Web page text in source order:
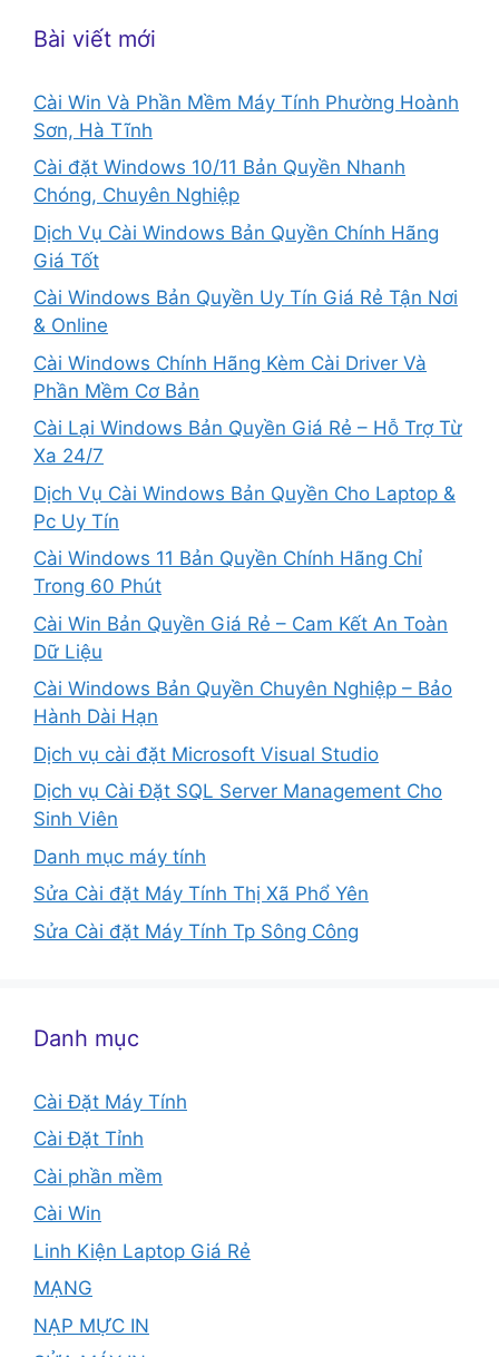
Bài viết mới
Cài Win Và Phần Mềm Máy Tính Phường Hoành
Sơn, Hà Tĩnh
Cài đặt Windows 10/11 Bản Quyền Nhanh
Chóng, Chuyên Nghiệp
Dịch Vụ Cài Windows Bản Quyền Chính Hãng
Giá Tốt
Cài Windows Bản Quyền Uy Tín Giá Rẻ Tận Nơi
& Online
Cài Windows Chính Hãng Kèm Cài Driver Và
Phần Mềm Cơ Bản
Cài Lại Windows Bản Quyền Giá Rẻ – Hỗ Trợ Từ
Xa 24/7
Dịch Vụ Cài Windows Bản Quyền Cho Laptop &
Pc Uy Tín
Cài Windows 11 Bản Quyền Chính Hãng Chỉ
Trong 60 Phút
Cài Win Bản Quyền Giá Rẻ – Cam Kết An Toàn
Dữ Liệu
Cài Windows Bản Quyền Chuyên Nghiệp – Bảo
Hành Dài Hạn
Dịch vụ cài đặt Microsoft Visual Studio
Dịch vụ Cài Đặt SQL Server Management Cho
Sinh Viên
Danh mục máy tính
Sửa Cài đặt Máy Tính Thị Xã Phổ Yên
Sửa Cài đặt Máy Tính Tp Sông Công
Danh mục
Cài Đặt Máy Tính
Cài Đặt Tỉnh
Cài phần mềm
Cài Win
Linh Kiện Laptop Giá Rẻ
MẠNG
NẠP MỰC IN